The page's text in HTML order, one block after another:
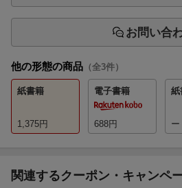
お問い合
他の形態の商品 （全3件）
紙書籍
1,375円
電子書籍
688円
紙
ー
関連するクーポン・キャンペ